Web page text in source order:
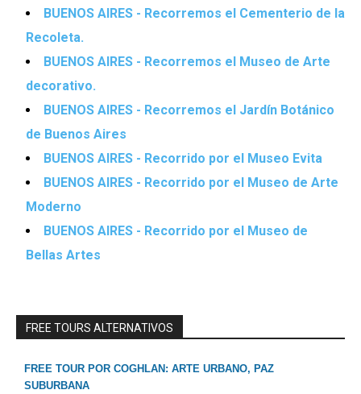
BUENOS AIRES - Recorremos el Cementerio de la
Recoleta.
BUENOS AIRES - Recorremos el Museo de Arte
decorativo.
BUENOS AIRES - Recorremos el Jardín Botánico
de Buenos Aires
BUENOS AIRES - Recorrido por el Museo Evita
BUENOS AIRES - Recorrido por el Museo de Arte
Moderno
BUENOS AIRES - Recorrido por el Museo de
Bellas Artes
FREE TOURS ALTERNATIVOS
FREE TOUR POR COGHLAN: ARTE URBANO, PAZ
SUBURBANA